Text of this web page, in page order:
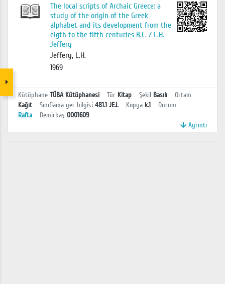
The local scripts of Archaic Greece: a
study of the origin of the Greek
alphabet and its development from the
eigth to the fifth centuries B.C. / L.H.
Jeffery
Jeffery, L.H.
1969
Kütüphane TÜBA Kütüphanesi Tür Kitap Şekil Basılı
Ortam
Kağıt
Sınıflama yer bilgisi 481.1 JE.L Kopya k.1
Durum
Rafta
Demirbaş 0001609
Ayrıntı